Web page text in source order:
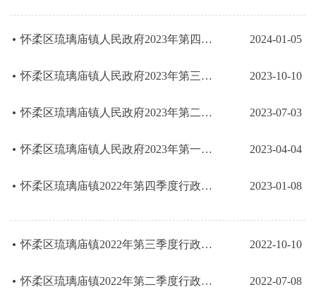
怀柔区琉璃庙镇人民政府2023年第四季度行政许可结果公示 2024-01-05
怀柔区琉璃庙镇人民政府2023年第三季度行政许可结果公示 2023-10-10
怀柔区琉璃庙镇人民政府2023年第二季度行政许可结果公示 2023-07-03
怀柔区琉璃庙镇人民政府2023年第一季度行政许可结果公示 2023-04-04
怀柔区琉璃庙镇2022年第四季度行政许可结果公示 2023-01-08
怀柔区琉璃庙镇2022年第三季度行政许可结果公示 2022-10-10
怀柔区琉璃庙镇2022年第二季度行政许可结果公示 2022-07-08